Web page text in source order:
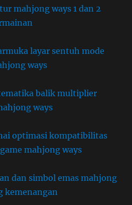
mahjong ways 1 dan 2
layar sentuh mode
ways
balik multiplier
ways
optimasi kompatibilitas
mahjong ways
dan simbol emas mahjong
kemenangan